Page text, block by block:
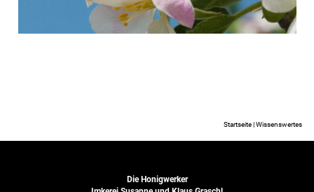
Start­seite|Wissens­wertes
Die Honigwerker